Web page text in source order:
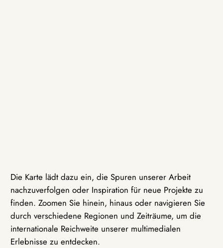
Die Karte lädt dazu ein, die Spuren unserer Arbeit
nachzuverfolgen oder Inspiration für neue Projekte zu
finden. Zoomen Sie hinein, hinaus oder navigieren Sie
durch verschiedene Regionen und Zeiträume, um die
internationale Reichweite unserer multimedialen
Erlebnisse zu entdecken.